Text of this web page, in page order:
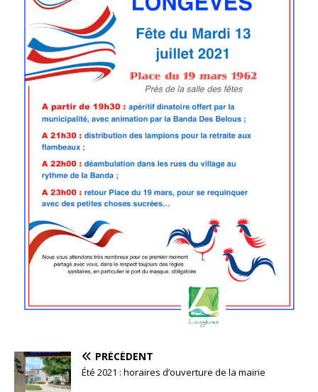
PRÉCÉDENT
Été 2021 : horaires d’ouverture de la mairie